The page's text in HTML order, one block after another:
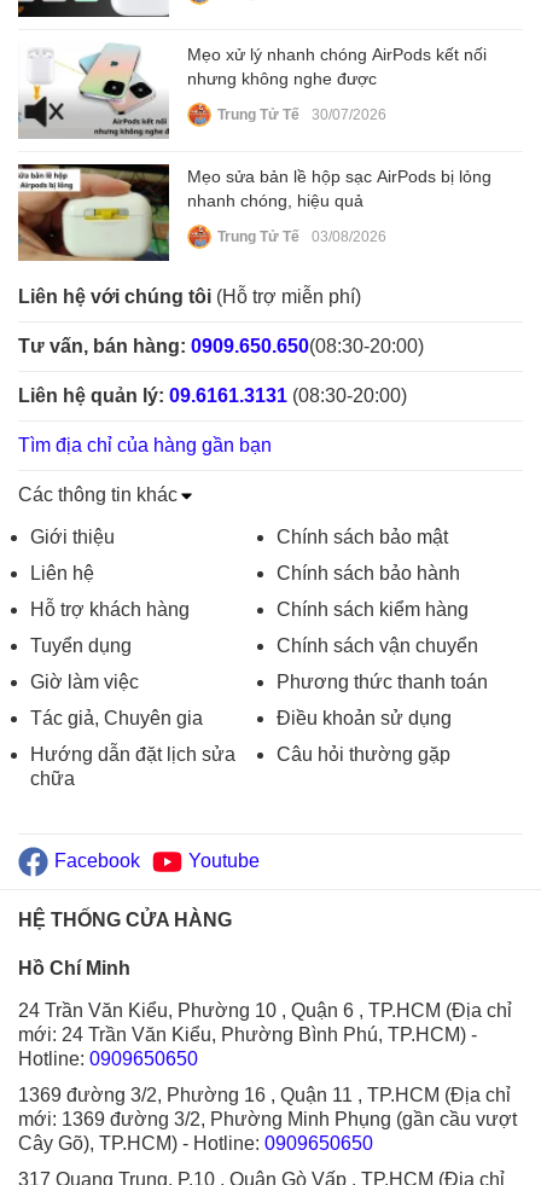
Mẹo xử lý nhanh chóng AirPods kết nối
nhưng không nghe được
Trung Tử Tế 30/07/2026
Mẹo sửa bản lề hộp sạc AirPods bị lỏng
nhanh chóng, hiệu quả
Trung Tử Tế 03/08/2026
Liên hệ với chúng tôi (Hỗ trợ miễn phí)
Tư vấn, bán hàng: 0909.650.650(08:30-20:00)
Liên hệ quản lý: 09.6161.3131 (08:30-20:00)
Tìm địa chỉ của hàng gần bạn
Các thông tin khác
Giới thiệu
Liên hệ
Hỗ trợ khách hàng
Tuyển dụng
Giờ làm việc
Tác giả, Chuyên gia
Hướng dẫn đặt lịch sửa
chữa
Chính sách bảo mật
Chính sách bảo hành
Chính sách kiểm hàng
Chính sách vận chuyển
Phương thức thanh toán
Điều khoản sử dụng
Câu hỏi thường gặp
Facebook Youtube
HỆ THỐNG CỬA HÀNG
Hồ Chí Minh
24 Trần Văn Kiểu, Phường 10 , Quận 6 , TP.HCM (Địa chỉ
mới: 24 Trần Văn Kiểu, Phường Bình Phú, TP.HCM) -
Hotline: 0909650650
1369 đường 3/2, Phường 16 , Quận 11 , TP.HCM (Địa chỉ
mới: 1369 đường 3/2, Phường Minh Phụng (gần cầu vượt
Cây Gõ), TP.HCM) - Hotline: 0909650650
317 Quang Trung, P.10 , Quận Gò Vấp , TP.HCM (Địa chỉ